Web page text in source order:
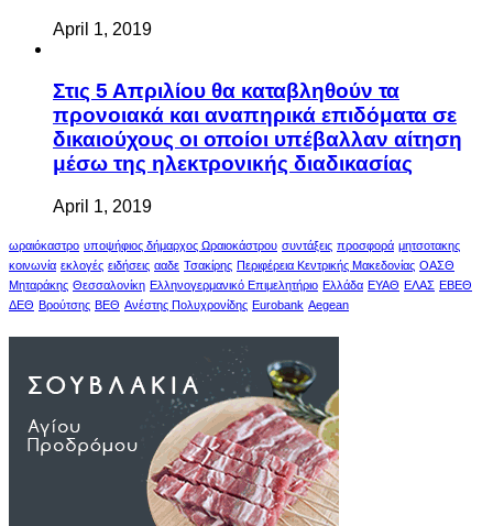
April 1, 2019
Στις 5 Απριλίου θα καταβληθούν τα
προνοιακά και αναπηρικά επιδόματα σε
δικαιούχους οι οποίοι υπέβαλλαν αίτηση
μέσω της ηλεκτρονικής διαδικασίας
April 1, 2019
ωραιόκαστρο υποψήφιος δήμαρχος Ωραιοκάστρου συντάξεις προσφορά μητσοτακης
κοινωνία εκλογές ειδήσεις ααδε Τσακίρης Περιφέρεια Κεντρικής Μακεδονίας ΟΑΣΘ
Μηταράκης Θεσσαλονίκη Ελληνογερμανικό Επιμελητήριο Ελλάδα ΕΥΑΘ ΕΛΑΣ ΕΒΕΘ
ΔΕΘ Βρούτσης ΒΕΘ Ανέστης Πολυχρονίδης Eurobank Aegean